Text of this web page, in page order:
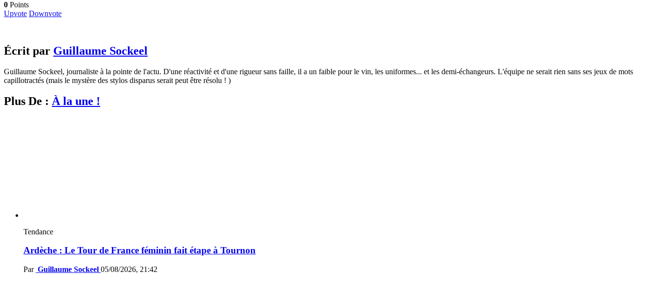
0 Points
Upvote Downvote
Écrit par Guillaume Sockeel
Guillaume Sockeel, journaliste à la pointe de l'actu. D'une réactivité et d'une rigueur sans faille, il a un faible pour le vin, les uniformes... et les demi-échangeurs. L'équipe ne serait rien sans ses jeux de mots
capillotractés (mais le mystère des stylos disparus serait peut être résolu ! )
Plus De : À la une !
Tendance
Ardèche : Le Tour de France féminin fait étape à Tournon
Par Guillaume Sockeel 05/08/2026, 21:42